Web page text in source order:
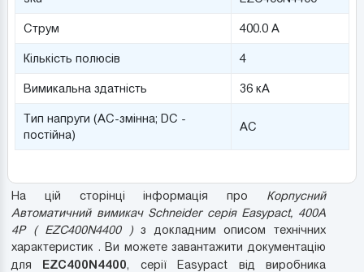
Струм 400.0 А
Кількість полюсів 4
Вимикальна здатність 36 кА
Тип напруги (AC-змінна; DC -
постійна)
AC
На цій сторінці інформація про Корпусний
Автоматичний вимикач Schneider серія Easypact, 400A
4P ( EZC400N4400 )з докладним описом технічних
характеристик . Ви можете завантажити документацію
для EZC400N4400, серії Easypact від виробника